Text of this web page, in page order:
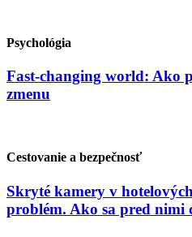
Psychológia
Fast-changing world: Ako
zmenu
Cestovanie a bezpečnosť
Skryté kamery v
problém. Ako sa pred nimi